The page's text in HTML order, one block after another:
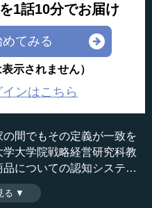
1話10分でお届け
てみる
示されません）
ンはこちら
間でもその定義が一致を
大学院戦略経営研究科教
についての認知システム
することで、人はその商
性・階層性を察知するこ
る ▼